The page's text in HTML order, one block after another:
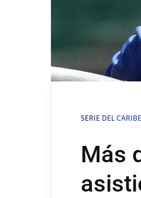
SERIE DEL CARIBE
Más